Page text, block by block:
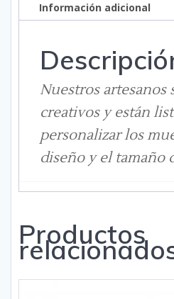
Información adicional
Nuestros artesanos
creativos y están
personalizar los
diseño y el tamaño
Productos